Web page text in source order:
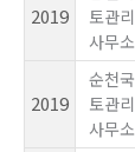
2019
토관리
사무소
2019
순천국
토관리
사무소